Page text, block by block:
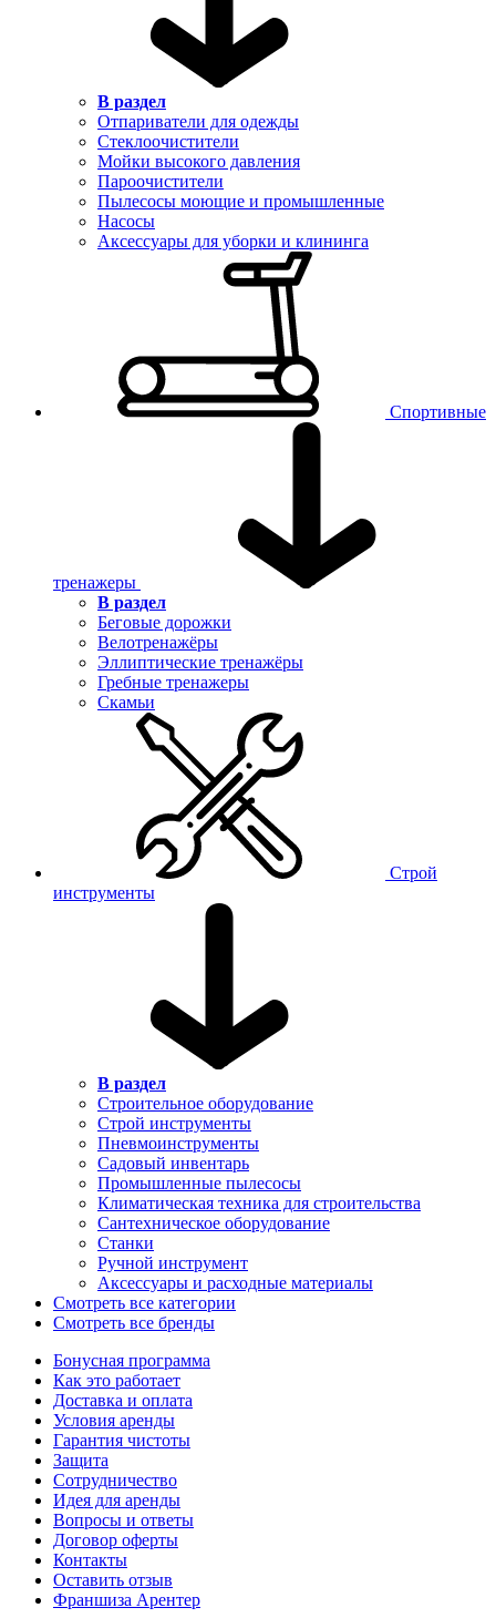
В раздел
Отпариватели для одежды
Стеклоочистители
Мойки высокого давления
Пароочистители
Пылесосы моющие и промышленные
Насосы
Аксессуары для уборки и клининга
Спортивные
тренажеры
В раздел
Беговые дорожки
Велотренажёры
Эллиптические тренажёры
Гребные тренажеры
Скамьи
Строй
инструменты
В раздел
Строительное оборудование
Строй инструменты
Пневмоинструменты
Садовый инвентарь
Промышленные пылесосы
Климатическая техника для строительства
Сантехническое оборудование
Станки
Ручной инструмент
Аксессуары и расходные материалы
Смотреть все категории
Смотреть все бренды
Бонусная программа
Как это работает
Доставка и оплата
Условия аренды
Гарантия чистоты
Защита
Сотрудничество
Идея для аренды
Вопросы и ответы
Договор оферты
Контакты
Оставить отзыв
Франшиза Арентер